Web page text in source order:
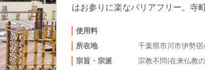
はお参りに楽なバリアフリー。寺
使用料
所在地
千葉県市川市伊勢
宗旨・宗派
宗教不問(在来仏教